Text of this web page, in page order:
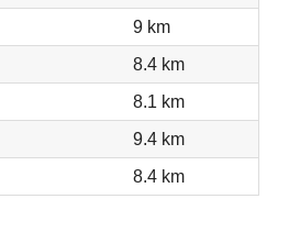
9 km
8.4 km
8.1 km
9.4 km
8.4 km